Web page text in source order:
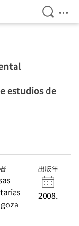
検索を
メ
estudios de
出版年
2008.